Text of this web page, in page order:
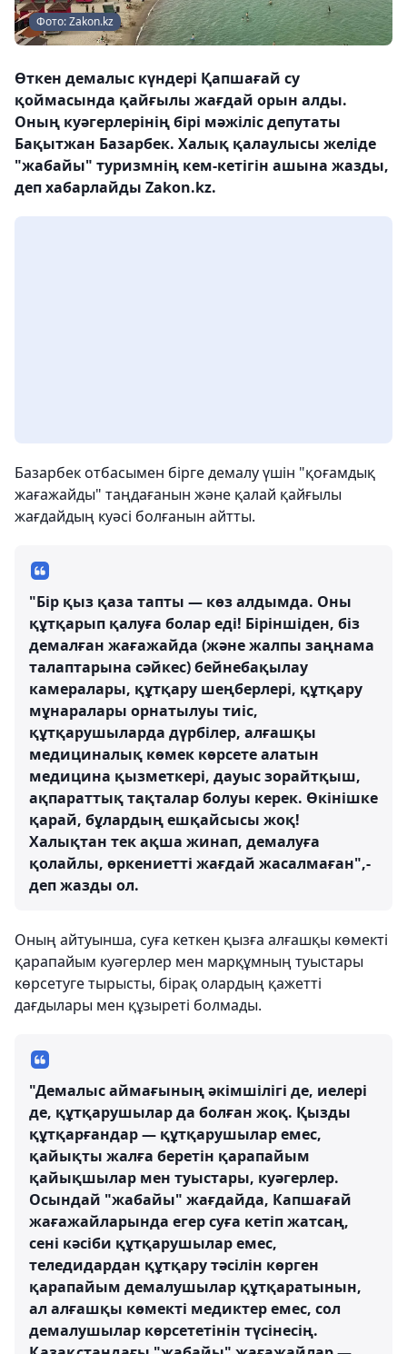
Фото: Zakon.kz
Өткен демалыс күндері Қапшағай су
қоймасында қайғылы жағдай орын алды.
Оның куәгерлерінің бірі мәжіліс депутаты
Бақытжан Базарбек. Халық қалаулысы желіде
"жабайы" туризмнің кем-кетігін ашына жазды,
деп хабарлайды Zakon.kz.
Базарбек отбасымен бірге демалу үшін "қоғамдық
жағажайды" таңдағанын және қалай қайғылы
жағдайдың куәсі болғанын айтты.
"Бір қыз қаза тапты — көз алдымда. Оны
құтқарып қалуға болар еді! Біріншіден, біз
демалған жағажайда (және жалпы заңнама
талаптарына сәйкес) бейнебақылау
камералары, құтқару шеңберлері, құтқару
мұнаралары орнатылуы тиіс,
құтқарушыларда дүрбілер, алғашқы
медициналық көмек көрсете алатын
медицина қызметкері, дауыс зорайтқыш,
ақпараттық тақталар болуы керек. Өкінішке
қарай, бұлардың ешқайсысы жоқ!
Халықтан тек ақша жинап, демалуға
қолайлы, өркениетті жағдай жасалмаған",-
деп жазды ол.
Оның айтуынша, суға кеткен қызға алғашқы көмекті
қарапайым куәгерлер мен марқұмның туыстары
көрсетуге тырысты, бірақ олардың қажетті
дағдылары мен құзыреті болмады.
"Демалыс аймағының әкімшілігі де, иелері
де, құтқарушылар да болған жоқ. Қызды
құтқарғандар — құтқарушылар емес,
қайықты жалға беретін қарапайым
қайықшылар мен туыстары, куәгерлер.
Осындай "жабайы" жағдайда, Капшағай
жағажайларында егер суға кетіп жатсаң,
сені кәсіби құтқарушылар емес,
теледидардан құтқару тәсілін көрген
қарапайым демалушылар құтқаратынын,
ал алғашқы көмекті медиктер емес, сол
демалушылар көрсететінін түсінесің.